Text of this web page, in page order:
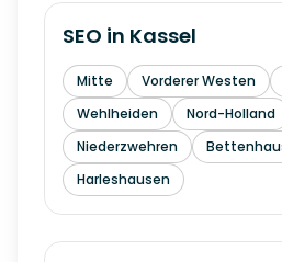
SEO in Kassel
Mitte Vorderer Westen
Wehlheiden
Nord-Holland
Niederzwehren
Harleshausen